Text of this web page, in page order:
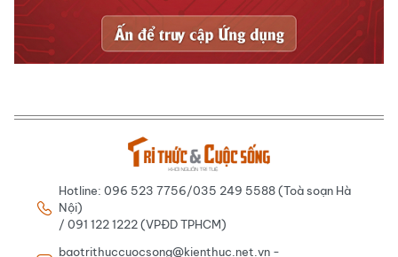
Hotline: 096 523 7756/035 249 5588 (Toà soạn Hà
Nội)
/ 091 122 1222 (VPĐD TPHCM)
baotrithuccuocsong@kienthuc.net.vn -